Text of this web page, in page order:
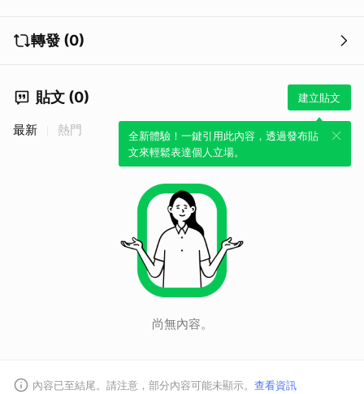
轉發 (0)
貼文 (0) 建立貼文
全新體驗！一鍵引用此內容，透過發布貼
文來輕鬆表達個人立場。
最新 熱門
尚無內容。
內容已至結尾。請注意，部分內容可能未顯示。 查看資訊